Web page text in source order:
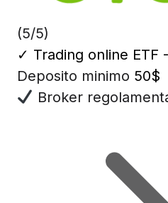
(5/5)
✓ Trading online ETF
Deposito minimo 50$
Broker